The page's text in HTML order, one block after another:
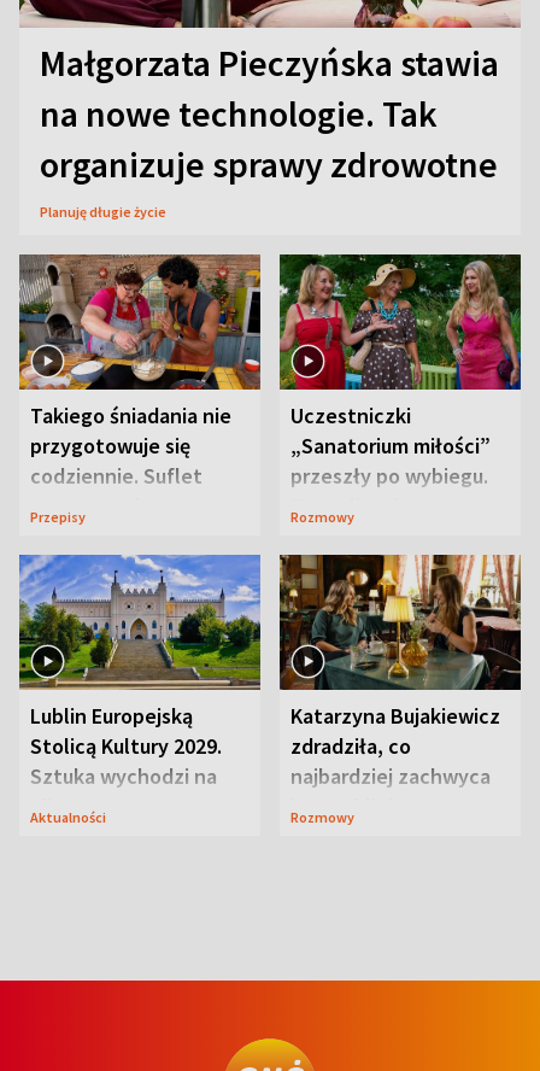
Małgorzata Pieczyńska stawia
na nowe technologie. Tak
organizuje sprawy zdrowotne
Planuję długie życie
Takiego śniadania nie
przygotowuje się
codziennie. Suflet
serowy zachwyca
Przepisy
Uczestniczki
„Sanatorium miłości”
przeszły po wybiegu.
Te stylizacje
Rozmowy
Lublin Europejską
Stolicą Kultury 2029.
Sztuka wychodzi na
ulice
Aktualności
Katarzyna Bujakiewicz
zdradziła, co
najbardziej zachwyca
ją w Lublinie
Rozmowy